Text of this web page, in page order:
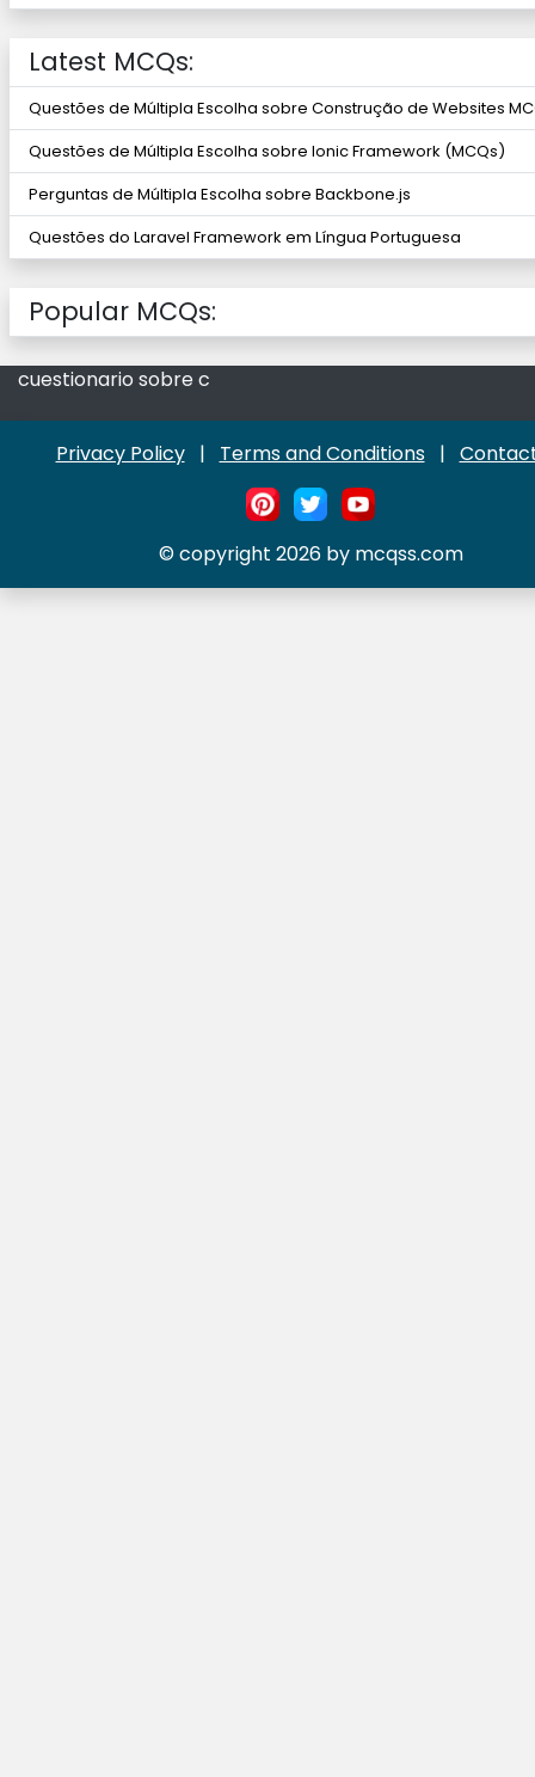
Latest MCQs:
Questões de Múltipla Escolha sobre Construção de Websites
Questões de Múltipla Escolha sobre Ionic Framework (MCQs)
Perguntas de Múltipla Escolha sobre Backbone.js
Questões do Laravel Framework em Língua Portuguesa
Popular MCQs:
cuestionario sobre c
Privacy Policy | Terms and Conditions |
© copyright 2026 by mcqss.com